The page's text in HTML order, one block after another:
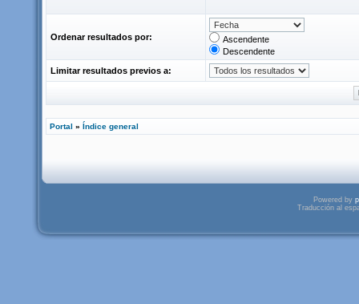
Ordenar resultados por:
Ascendente
Descendente
Limitar resultados previos a:
Portal » Índice general
Powered by
Traducción al